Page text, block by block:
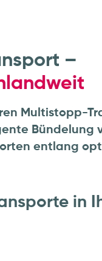
–
Multistopp-
Bündelung
entlang
in